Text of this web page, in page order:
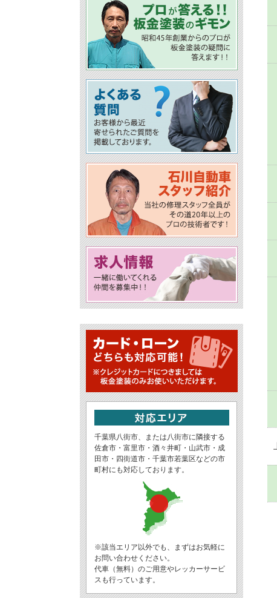
千葉県八街市、または八街市に隣接する
佐倉市・富里市・酒々井町・山武市・成
田市・四街道市・千葉市若葉区などの市
町村にも対応しております。
※該当エリア以外でも、まずはお気軽に
お問い合わせください。
代車（無料）のご用意やレッカーサービ
スも行っています。